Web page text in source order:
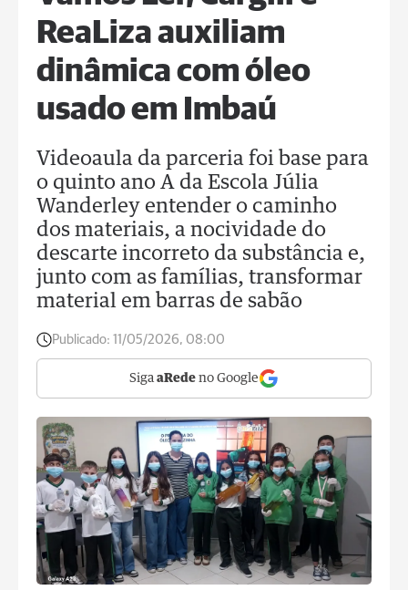
ReaLiza auxiliam
dinâmica com óleo
usado em Imbaú
Videoaula da parceria foi base para
o quinto ano A da Escola Júlia
Wanderley entender o caminho
dos materiais, a nocividade do
descarte incorreto da substância e,
junto com as famílias, transformar
material em barras de sabão
Publicado: 11/05/2026, 08:00
Siga aRede no Google